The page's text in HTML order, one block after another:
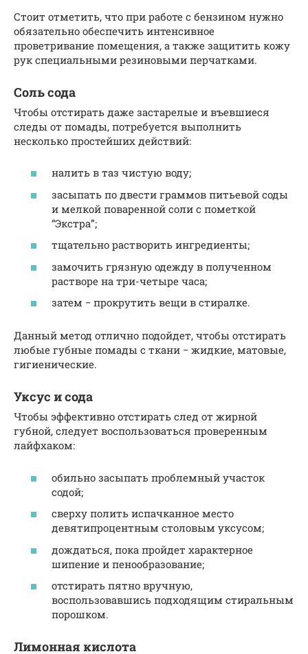
Стоит отметить, что при работе с бензином нужно
обязательно обеспечить интенсивное
проветривание помещения, а также защитить кожу
рук специальными резиновыми перчатками.
Соль сода
Чтобы отстирать даже застарелые и въевшиеся
следы от помады, потребуется выполнить
несколько простейших действий:
налить в таз чистую воду;
засыпать по двести граммов питьевой соды
и мелкой поваренной соли с пометкой
“Экстра”;
тщательно растворить ингредиенты;
замочить грязную одежду в полученном
растворе на три-четыре часа;
затем − прокрутить вещи в стиралке.
Данный метод отлично подойдет, чтобы отстирать
любые губные помады с ткани − жидкие, матовые,
гигиенические.
Уксус и сода
Чтобы эффективно отстирать след от жирной
губной, следует воспользоваться проверенным
лайфхаком:
обильно засыпать проблемный участок
содой;
сверху полить испачканное место
девятипроцентным столовым уксусом;
дождаться, пока пройдет характерное
шипение и пенообразование;
отстирать пятно вручную,
воспользовавшись подходящим стиральным
порошком.
Лимонная кислота